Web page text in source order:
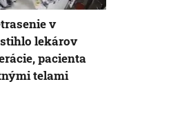
v
lekárov
pacienta
telami